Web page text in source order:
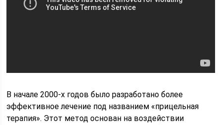
В начале 2000-х годов было разработано более
эффективное лечение под названием «прицельная
терапия». Этот метод основан на воздействии